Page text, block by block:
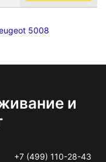
5008
и
+7 (499) 110-28-43